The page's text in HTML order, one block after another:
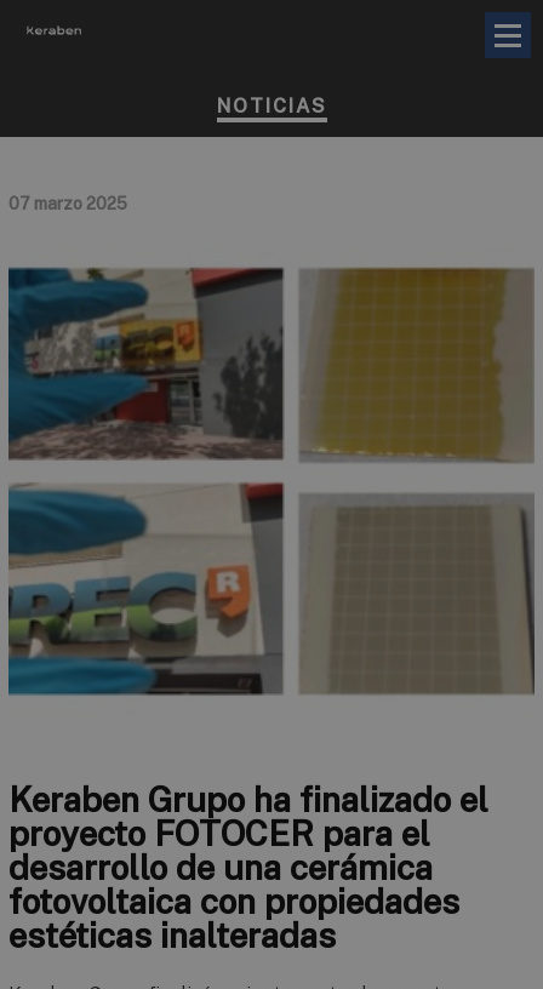
NOTICIAS
07 marzo 2025
Keraben Grupo ha finalizado el
proyecto FOTOCER para el
desarrollo de una cerámica
fotovoltaica con propiedades
estéticas inalteradas